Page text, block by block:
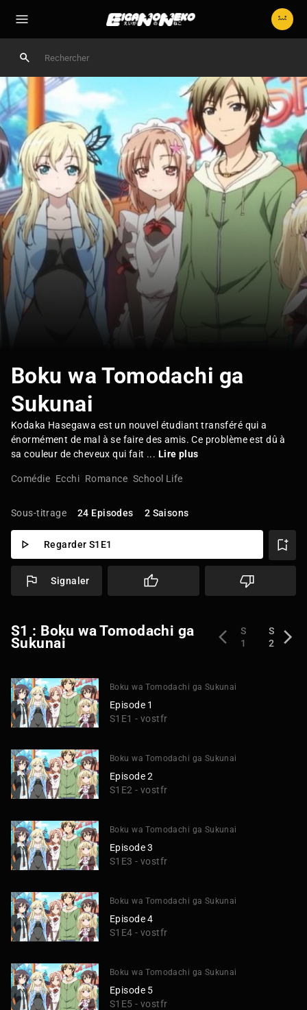
Boku wa Tomodachi ga
Sukunai
Kodaka Hasegawa est un nouvel étudiant transféré qui a
énormément de mal à se faire des amis. Ce problème est dû à
sa couleur de cheveux qui fait ... Lire plus
Comédie Ecchi Romance School Life
Sous-titrage 24 Episodes 2 Saisons
Regarder S1E1
Signaler
S1 : Boku wa Tomodachi ga
Sukunai
S
1
S
2
Boku wa Tomodachi ga Sukunai
Episode 1
S1E1 - vostfr
Boku wa Tomodachi ga Sukunai
Episode 2
S1E2 - vostfr
Boku wa Tomodachi ga Sukunai
Episode 3
S1E3 - vostfr
Boku wa Tomodachi ga Sukunai
Episode 4
S1E4 - vostfr
Boku wa Tomodachi ga Sukunai
Episode 5
S1E5 - vostfr